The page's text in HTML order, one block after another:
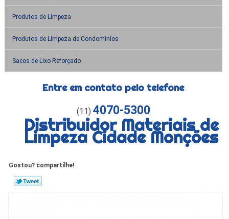
Produtos de Limpeza
Produtos de Limpeza de Condomínios
Sacos de Lixo Reforçado
Entre em contato pelo telefone
(11) 4070-5300
Distribuidor Materiais de
Limpeza Cidade Monções
Gostou? compartilhe!